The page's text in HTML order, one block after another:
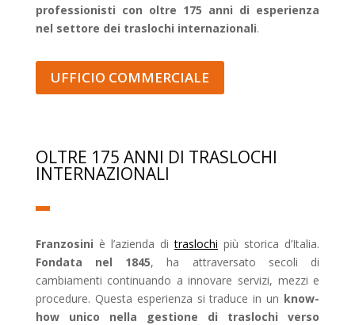
professionisti con oltre 175 anni di esperienza
nel settore dei traslochi internazionali.
UFFICIO COMMERCIALE
OLTRE 175 ANNI DI TRASLOCHI
INTERNAZIONALI
Franzosini è l’azienda ditraslochi più storica d’Italia.
Fondata nel 1845, ha attraversato secoli di
cambiamenti continuando a innovare servizi, mezzi e
procedure. Questa esperienza si traduce in un know-
how unico nella gestione di traslochi verso